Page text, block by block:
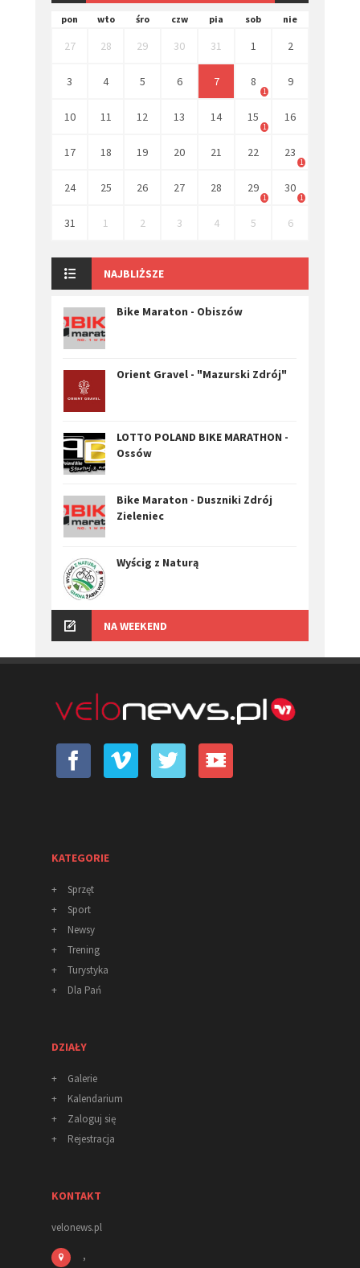
pon wto śro czw pia sob nie
27 28 29 30 31 1 2
3 4 5 6 7 8
1
9
10 11 12 13 14 15
1
16
17 18 19 20 21 22 23
1
24 25 26 27 28 29
1
30
1
31 1 2 3 4 5 6
NAJBLIŻSZE
Bike Maraton - Obiszów
Orient Gravel - "Mazurski Zdrój"
LOTTO POLAND BIKE MARATHON -
Ossów
Bike Maraton - Duszniki Zdrój
Zieleniec
Wyścig z Naturą
NA WEEKEND
KATEGORIE
+
Sprzęt
+
Sport
+
Newsy
+
Trening
+
Turystyka
+
Dla Pań
DZIAŁY
+
Galerie
+
Kalendarium
+
Zaloguj się
+
Rejestracja
KONTAKT
velonews.pl
,